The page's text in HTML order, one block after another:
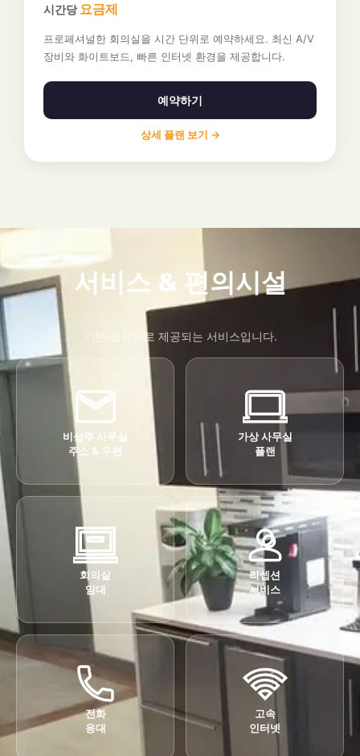
시간당요금제
프로페셔널한 회의실을 시간 단위로 예약하세요. 최신 A/V
장비와 화이트보드, 빠른 인터넷 환경을 제공합니다.
예약하기
상세 플랜 보기 →
서비스 & 편의시설
기본/옵션으로 제공되는 서비스입니다.
비상주 사무실
주소 & 우편
가상 사무실
플랜
회의실
임대
리셉션
서비스
전화
응대
고속
인터넷